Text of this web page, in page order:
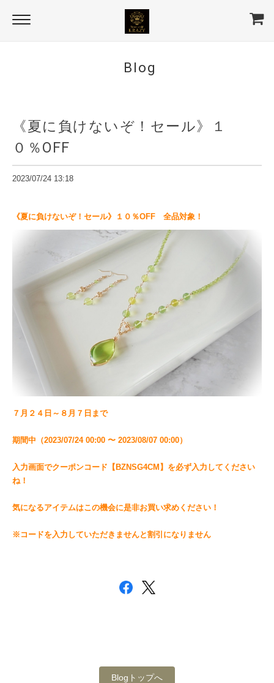
Blog
《夏に負けないぞ！セール》１
０％OFF
2023/07/24 13:18
《夏に負けないぞ！セール》１０％OFF 全品対象！
７月２４日～８月７日まで
期間中（2023/07/24 00:00 〜 2023/08/07 00:00）
入力画面でクーポンコード【BZNSG4CM】を必ず入力してください
ね！
気になるアイテムはこの機会に是非お買い求めください！
※コードを入力していただきませんと割引になりません
Blogトップへ